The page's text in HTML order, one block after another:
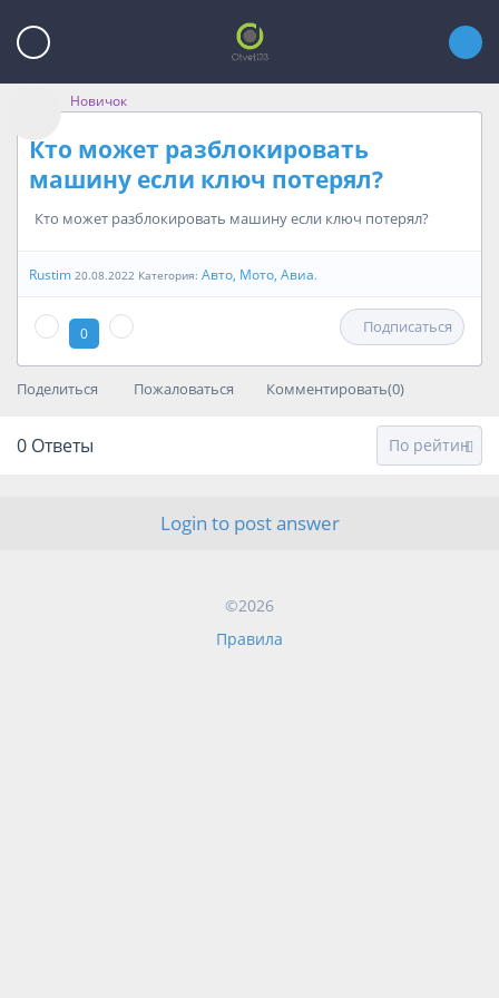
Новичок
Кто может разблокировать
машину если ключ потерял?
Кто может разблокировать машину если ключ потерял?
Rustim 20.08.2022 Категория: Авто, Мото, Авиа.
0 Подписаться
Поделиться Пожаловаться Комментировать(0)
0 Ответы
Login to post answer
©2026
Правила